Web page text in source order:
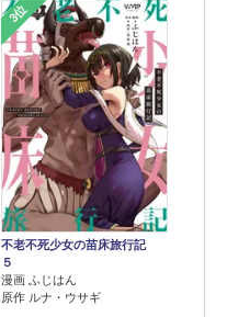
3位
不老不死少女の苗床旅行記
５
漫画 ふじはん
原作 ルナ・ウサギ